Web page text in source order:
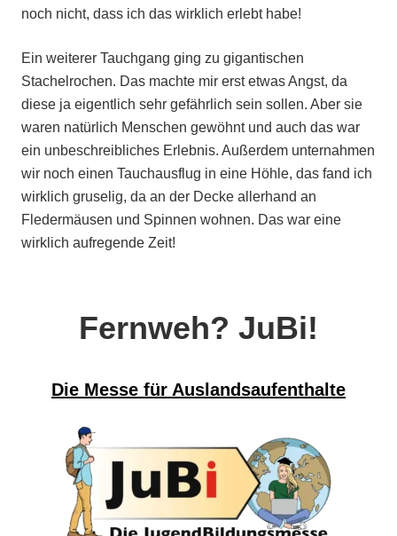
noch nicht, dass ich das wirklich erlebt habe!
Ein weiterer Tauchgang ging zu gigantischen
Stachelrochen. Das machte mir erst etwas Angst, da
diese ja eigentlich sehr gefährlich sein sollen. Aber sie
waren natürlich Menschen gewöhnt und auch das war
ein unbeschreibliches Erlebnis. Außerdem unternahmen
wir noch einen Tauchausflug in eine Höhle, das fand ich
wirklich gruselig, da an der Decke allerhand an
Fledermäusen und Spinnen wohnen. Das war eine
wirklich aufregende Zeit!
Fernweh? JuBi!
Die Messe für Auslandsaufenthalte